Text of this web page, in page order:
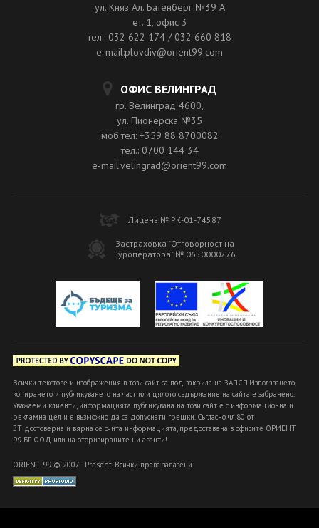
ул. Княз Ал. Батенберг №39 A
ет. 1, офис 3
тел.: 032 622 174 / 032 660 818
e-mail:plovdiv@orient99.com
ОФИС ВЕЛИНГРАД
гр. Велинград 4600,
ул. Пионерска №35
моб.тел: +359 88 8700082
тел.: 0700 144 34
e-mail:velingrad@orient99.com
Лиценз № РК-01-74587
Застраховка "Отговорност на
Туроператора" № 0650000276
Всички текстове и изображения в този сайт са под закрила на ЗАПСП.Използването,
копирането и публикуването на част или цялото съдържание на сайта е забранено.
Уважаеми клиенти, информацията публикувана на този сайт е с информационна и
рекламна цел и е възможно да са допуснати грешки. Съгласно чл.80 от
ЗТ достоверна и вярна се счита информацията, предоставена в офисите ОРИЕНТ
99 БГ ООД или на оторизираните ни агенти!
ORIENT 99 © 2007 - Present. Всички права запазени